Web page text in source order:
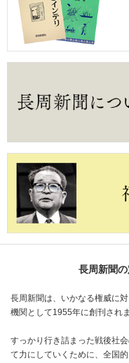
長周新聞
長周新聞は、いかなる権威に
機関として1955年に創刊されま
すっかり行き詰まった戦後社
て力にしていくために、全国